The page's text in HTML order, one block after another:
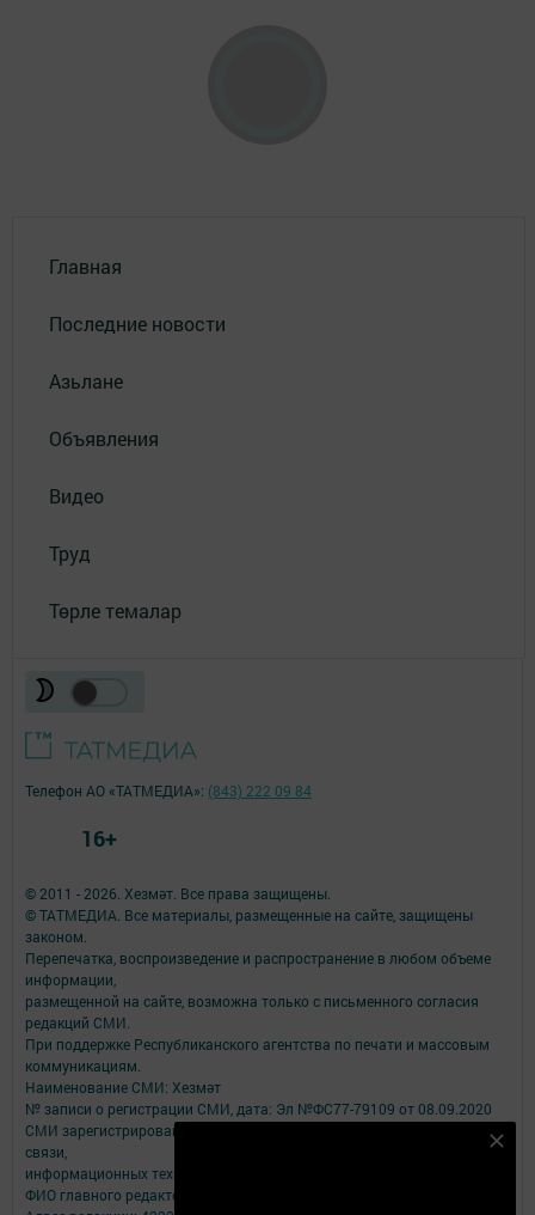
Главная
Последние новости
Азьлане
Объявления
Видео
Труд
Төрле темалар
© 2011 - 2026. Хезмәт. Все права защищены.
© ТАТМЕДИА. Все материалы, размещенные на сайте, защищены
законом.
Перепечатка, воспроизведение и распространение в любом объеме
информации,
размещенной на сайте, возможна только с письменного согласия
редакций СМИ.
При поддержке Республиканского агентства по печати и массовым
коммуникациям.
Наименование СМИ: Хезмәт
№ записи о регистрации СМИ, дата: Эл №ФС77-79109 от 08.09.2020
СМИ зарегистрированно Федеральной службой по надзору в сфере
связи,
информационных технологий и массовых коммуникаций
ФИО главного редактора: Закиев Вакиф Мансурович
Телефон АО «ТАТМЕДИА»: (843) 222 09 84
16+